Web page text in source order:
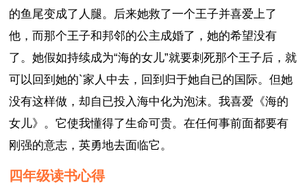
的鱼尾变成了人腿。后来她救了一个王子并喜爱上了
他，而那个王子和邦邻的公主成婚了，她的希望没有
了。她假如持续成为“海的女儿”就要刺死那个王子后，就
可以回到她的`家人中去，回到归于她自已的国际。但她
没有这样做，却自已投入海中化为泡沫。我喜爱《海的
女儿》。它使我懂得了生命可贵。在任何事前面都要有
刚强的意志，英勇地去面临它。
四年级读书心得